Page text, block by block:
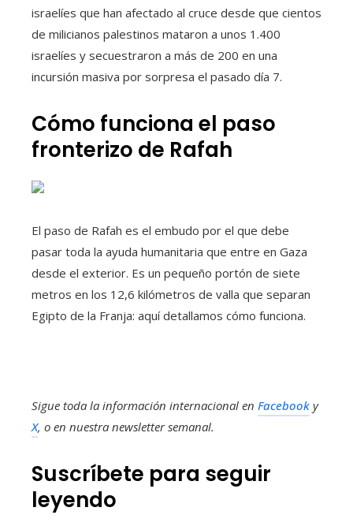
israelíes que han afectado al cruce desde que cientos
de milicianos palestinos mataron a unos 1.400
israelíes y secuestraron a más de 200 en una
incursión masiva por sorpresa el pasado día 7.
Cómo funciona el paso
fronterizo de Rafah
El paso de Rafah es el embudo por el que debe
pasar toda la ayuda humanitaria que entre en Gaza
desde el exterior. Es un pequeño portón de siete
metros en los 12,6 kilómetros de valla que separan
Egipto de la Franja: aquí detallamos cómo funciona.
Sigue toda la información internacional en Facebook y
X, o en nuestra newsletter semanal.
Suscríbete para seguir
leyendo